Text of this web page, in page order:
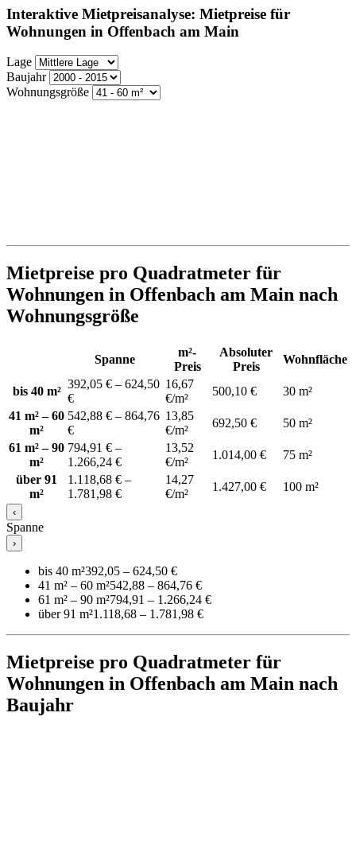
Interaktive Mietpreisanalyse: Mietpreise für
Wohnungen in Offenbach am Main
Lage
Baujahr
Wohnungsgröße
Mietpreise pro Quadratmeter für
Wohnungen in Offenbach am Main nach
Wohnungsgröße
Spanne
m²-
Preis
Absoluter
Preis
Wohnfläche
bis 40 m²
392,05 € – 624,50
€
16,67
€/m²
500,10 €
30 m²
41 m² – 60
m²
542,88 € – 864,76
€
13,85
€/m²
692,50 €
50 m²
61 m² – 90
m²
794,91 € –
1.266,24 €
13,52
€/m²
1.014,00 €
75 m²
über 91
m²
1.118,68 € –
1.781,98 €
14,27
€/m²
1.427,00 € 100 m²
‹
Spanne
›
bis 40 m²392,05 – 624,50 €
41 m² – 60 m²542,88 – 864,76 €
61 m² – 90 m²794,91 – 1.266,24 €
über 91 m²1.118,68 – 1.781,98 €
Mietpreise pro Quadratmeter für
Wohnungen in Offenbach am Main nach
Baujahr